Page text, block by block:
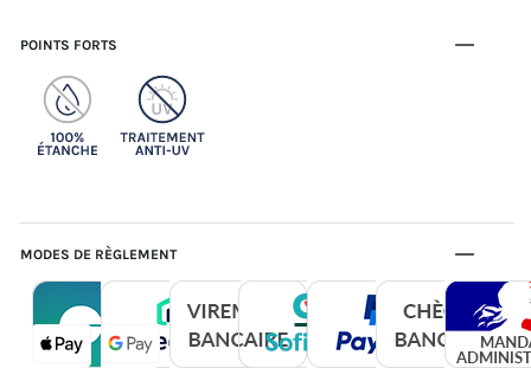
POINTS FORTS
MODES DE RÈGLEMENT